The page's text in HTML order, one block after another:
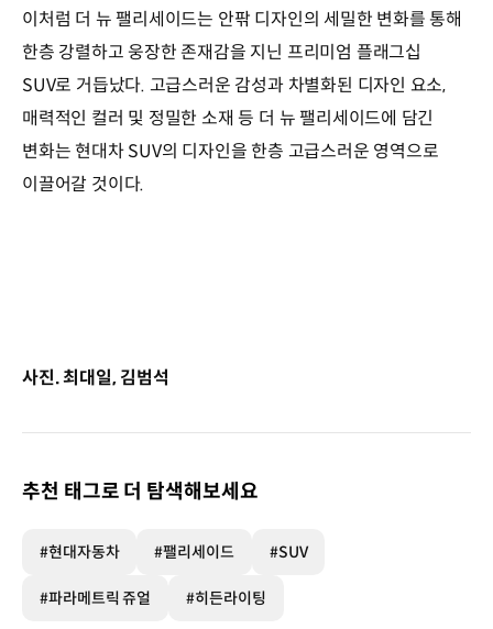
이처럼 더 뉴 팰리세이드는 안팎 디자인의 세밀한 변화를 통해
한층 강렬하고 웅장한 존재감을 지닌 프리미엄 플래그십
SUV로 거듭났다. 고급스러운 감성과 차별화된 디자인 요소,
매력적인 컬러 및 정밀한 소재 등 더 뉴 팰리세이드에 담긴
변화는 현대차 SUV의 디자인을 한층 고급스러운 영역으로
이끌어갈 것이다.
사진. 최대일, 김범석
추천 태그로 더 탐색해보세요
#현대자동차 #팰리세이드 #SUV
#파라메트릭 쥬얼 #히든라이팅